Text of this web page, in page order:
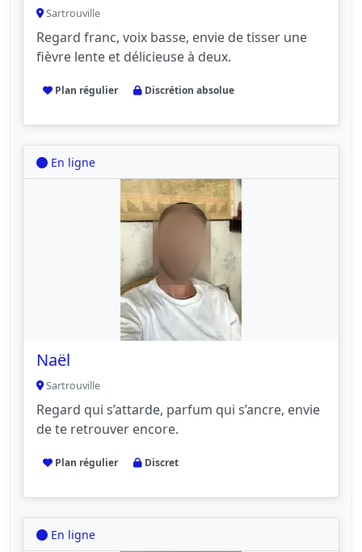
Sartrouville
Regard franc, voix basse, envie de tisser une
fièvre lente et délicieuse à deux.
Plan régulier Discrétion absolue
En ligne
Naël
Sartrouville
Regard qui s’attarde, parfum qui s’ancre, envie
de te retrouver encore.
Plan régulier Discret
En ligne